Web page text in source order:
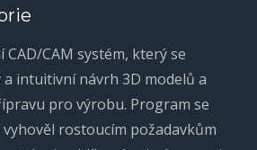
CAD/CAM systém, který se
a intuitivní návrh 3D modelů a
pro výrobu. Program se
rostoucím požadavkům